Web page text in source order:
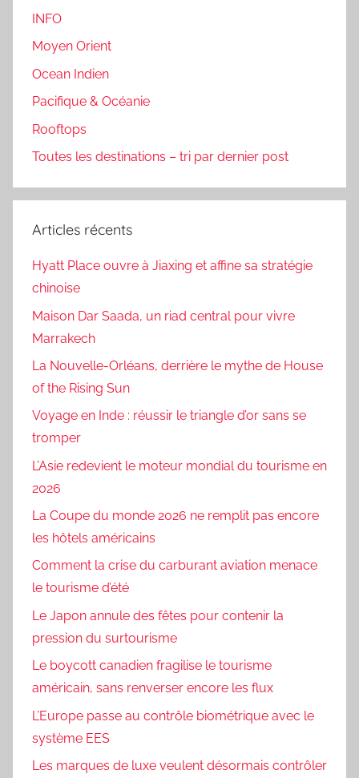
INFO
Moyen Orient
Ocean Indien
Pacifique & Océanie
Rooftops
Toutes les destinations – tri par dernier post
Articles récents
Hyatt Place ouvre à Jiaxing et affine sa stratégie
chinoise
Maison Dar Saada, un riad central pour vivre
Marrakech
La Nouvelle-Orléans, derrière le mythe de House
of the Rising Sun
Voyage en Inde : réussir le triangle d’or sans se
tromper
L’Asie redevient le moteur mondial du tourisme en
2026
La Coupe du monde 2026 ne remplit pas encore
les hôtels américains
Comment la crise du carburant aviation menace
le tourisme d’été
Le Japon annule des fêtes pour contenir la
pression du surtourisme
Le boycott canadien fragilise le tourisme
américain, sans renverser encore les flux
L’Europe passe au contrôle biométrique avec le
système EES
Les marques de luxe veulent désormais contrôler